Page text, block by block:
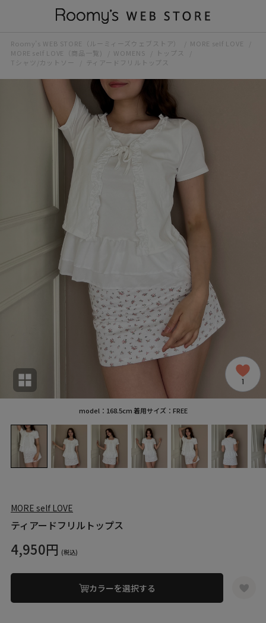
Roomy’s WEB STORE（ルーミィーズウェブストア）
MORE self LOVE
MORE self LOVE（商品一覧)
WOMENS
トップス
Tシャツ/カットソー
ティアードフリルトップス
1
model：168.5cm 着用サイズ：FREE
MORE self LOVE
ティアードフリルトップス
4,950円 (税込)
カラーを選択する